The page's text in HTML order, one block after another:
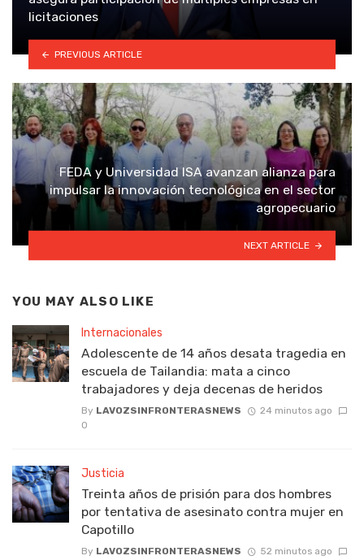
licitaciones
PREVIOUS ARTICLE
FEDA y Universidad ISA avanzan alianza para
impulsar la innovación tecnológica en el sector
agropecuario
NEXT ARTICLE
YOU MAY ALSO LIKE
Internacionales
Adolescente de 14 años desata tragedia en
escuela de Tailandia: mata a cinco
trabajadores y deja decenas de heridos
By LAVOZSINFRONTERASNEWS
24 minutos ago
0
Justicia
Treinta años de prisión para dos hombres
por tentativa de asesinato contra mujer en
Capotillo
By LAVOZSINFRONTERASNEWS
52 minutos ago